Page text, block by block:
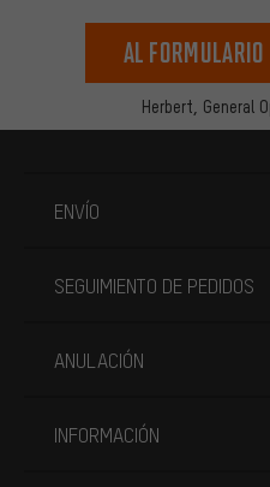
Herbert, General
Al formulario
ENVÍO
SEGUIMIENTO DE PEDIDOS
ANULACIÓN
INFORMACIÓN